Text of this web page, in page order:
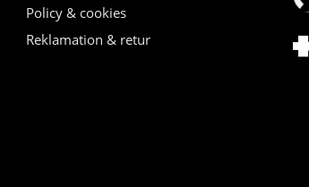
Policy & cookies
Reklamation & retur